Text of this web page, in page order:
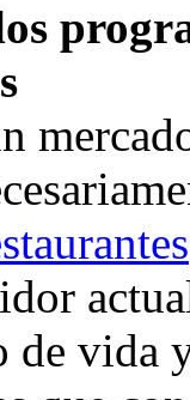
de vida